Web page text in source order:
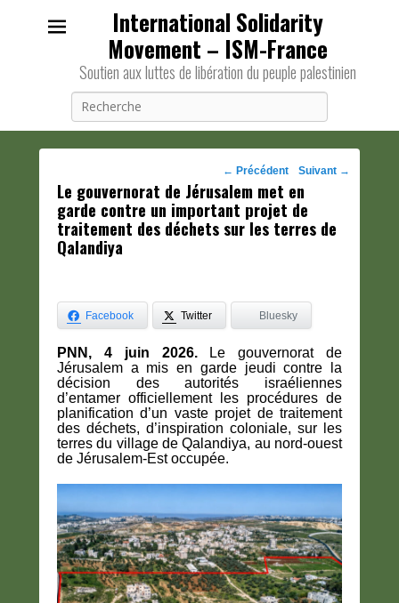
International Solidarity
Movement – ISM-France
Soutien aux luttes de libération du peuple palestinien
Navigation
des
posts
← Précédent Suivant →
Le gouvernorat de Jérusalem met en
garde contre un important projet de
traitement des déchets sur les terres de
Qalandiya
Facebook Twitter Bluesky
PNN, ​​4 juin 2026.Le gouvernorat de
Jérusalem a mis en garde jeudi contre la
décision des autorités israéliennes
d’entamer officiellement les procédures de
planification d’un vaste projet de traitement
des déchets, d’inspiration coloniale, sur les
terres du village de Qalandiya, au nord-ouest
de Jérusalem-Est occupée.